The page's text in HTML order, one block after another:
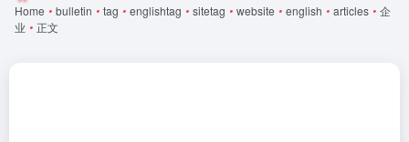
Home • bulletin • tag • englishtag • sitetag • website • english • articles • 企
业 • 正文